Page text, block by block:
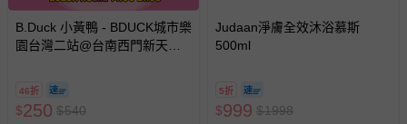
B.Duck 小黃鴨 - BDUCK城市樂
園台灣二站@台南西門新天地
46折
$250 $540
Judaan淨膚全效沐浴慕斯
500ml
5折
$999 $1998